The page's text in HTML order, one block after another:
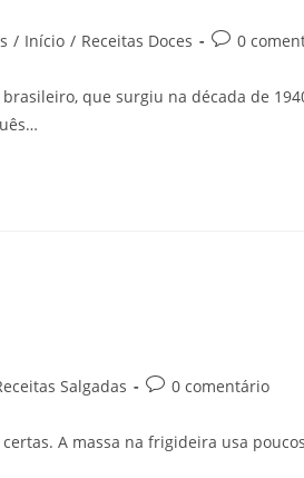
/ Início / Receitas Doces 0
que surgiu na década de
Salgadas 0 comentário
A massa na frigideira usa